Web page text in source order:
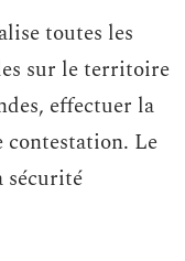
toutes les
sur le territoire
effectuer la
contestation. Le
sécurité